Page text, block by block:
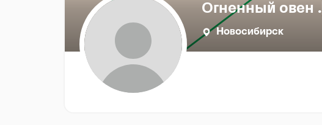
Огненный овен .
Новосибирск